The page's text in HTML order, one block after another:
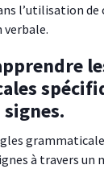
l’utilisation
verbale.
signes.
à travers un